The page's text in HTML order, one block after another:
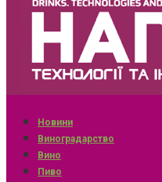
Новини
Виноградарство
Вино
Пиво